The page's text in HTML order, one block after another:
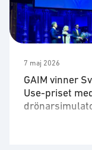
7 maj 2026
GAIM vinner
Use-priset